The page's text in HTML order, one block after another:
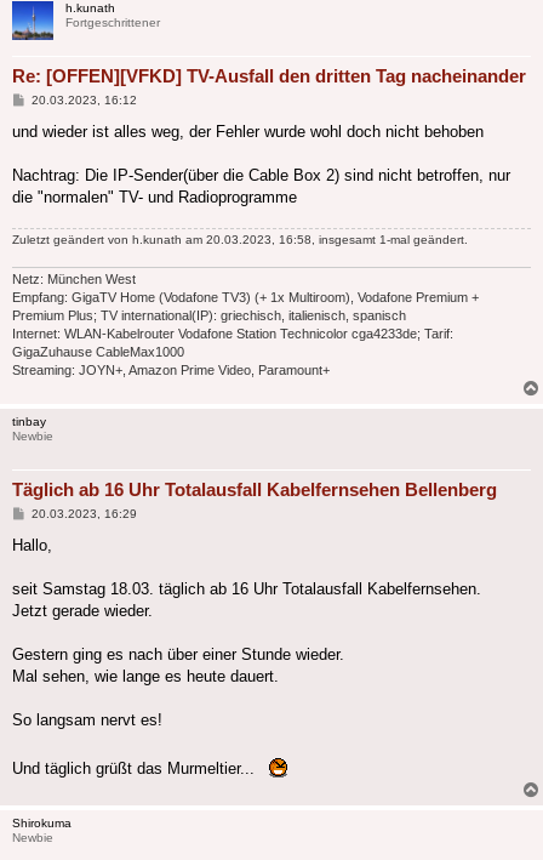
h.kunath
Fortgeschrittener
Re: [OFFEN][VFKD] TV-Ausfall den dritten Tag nacheinander
Beitrag
20.03.2023, 16:12
und wieder ist alles weg, der Fehler wurde wohl doch nicht behoben
Nachtrag: Die IP-Sender(über die Cable Box 2) sind nicht betroffen, nur
die "normalen" TV- und Radioprogramme
Zuletzt geändert von h.kunath am 20.03.2023, 16:58, insgesamt 1-mal geändert.
Netz: München West
Empfang: GigaTV Home (Vodafone TV3) (+ 1x Multiroom), Vodafone Premium +
Premium Plus; TV international(IP): griechisch, italienisch, spanisch
Internet: WLAN-Kabelrouter Vodafone Station Technicolor cga4233de; Tarif:
GigaZuhause CableMax1000
Streaming: JOYN+, Amazon Prime Video, Paramount+
tinbay
Newbie
Täglich ab 16 Uhr Totalausfall Kabelfernsehen Bellenberg
Beitrag
20.03.2023, 16:29
Hallo,
seit Samstag 18.03. täglich ab 16 Uhr Totalausfall Kabelfernsehen.
Jetzt gerade wieder.
Gestern ging es nach über einer Stunde wieder.
Mal sehen, wie lange es heute dauert.
So langsam nervt es!
Und täglich grüßt das Murmeltier...
Shirokuma
Newbie